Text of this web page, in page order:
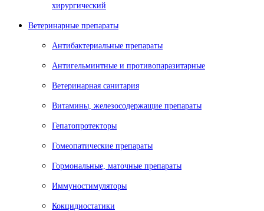
хирургический
Ветеринарные препараты
Антибактериальные препараты
Антигельминтные и противопаразитарные
Ветеринарная санитария
Витамины, железосодержащие препараты
Гепатопротекторы
Гомеопатические препараты
Гормональные, маточные препараты
Иммуностимуляторы
Кокцидиостатики